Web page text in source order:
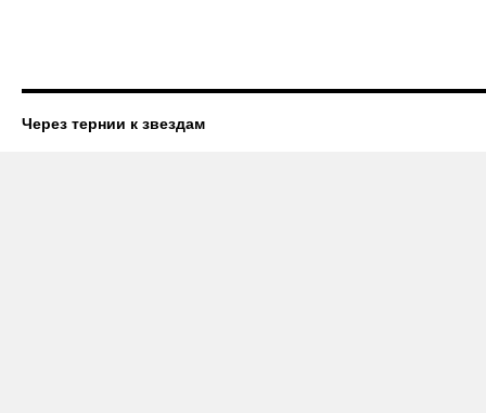
Через тернии к звездам